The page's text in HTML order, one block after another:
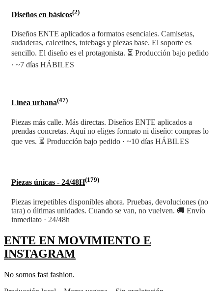
Diseños en básicos(2)
Diseños ENTE aplicados a formatos esenciales. Camisetas,
sudaderas, calcetines, totebags y piezas base. El soporte es
sencillo. El diseño es el protagonista. ⏳ Producción bajo pedido
· ~7 días HÁBILES
Línea urbana(47)
Piezas más calle. Más directas. Diseños ENTE aplicados a
prendas concretas. Aquí no eliges formato ni diseño: compras lo
que ves. ⏳ Producción bajo pedido · ~10 días HÁBILES
Piezas únicas - 24/48H(179)
Piezas irrepetibles disponibles ahora. Pruebas, devoluciones (no
tara) o últimas unidades. Cuando se van, no vuelven. 🚚 Envío
inmediato · 24/48h
ENTE EN MOVIMIENTO E
INSTAGRAM
No somos fast fashion.